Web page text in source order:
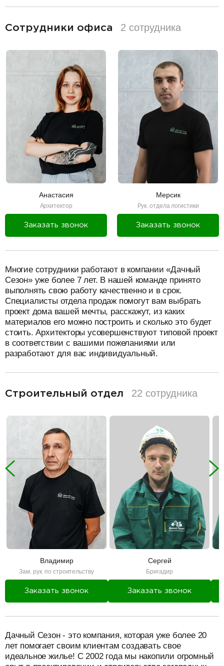
Сотрудники офиса 2 сотрудника
Анастасия
Архитектор
Заказать звонок
Мерсик
Рук. отдела логистики
Заказать звонок
Многие сотрудники работают в компании «Дачный
Сезон» уже более 7 лет. В нашей команде принято
выполнять свою работу качественно и в срок.
Специалисты отдела продаж помогут вам выбрать
проект дома вашей мечты, расскажут, из каких
материалов его можно построить и сколько это будет
стоить. Архитекторы усовершенствуют типовой проект
в соответствии с вашими пожеланиями или
разработают для вас индивидуальный.
Строительный отдел 22 сотрудника
Владимир
Зам. рук. по строительству
Заказать звонок
Сергей
Бригадир
Заказать звонок
Дачный Сезон - это компания, которая уже более 20
лет помогает своим клиентам создавать свое
идеальное жилье! С 2002 года мы накопили огромный